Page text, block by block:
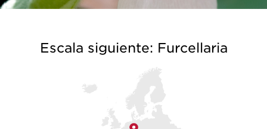
Escala siguiente: Furcellaria